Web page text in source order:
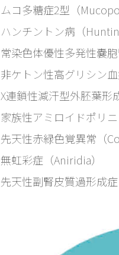
ムコ多糖症2型（
ハンチントン病（
常染色体優性多発性嚢胞
非ケトン性高グリシン
X連鎖性減汗型外胚葉形
家族性アミロイドポリ
先天性赤緑色覚異常（
無虹彩症（Aniridia）
先天性副腎皮質過形成症